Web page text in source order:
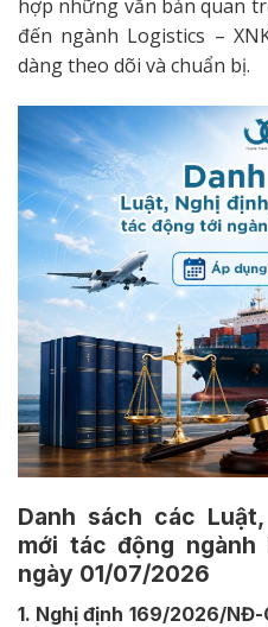
hợp những văn bản quan
đến ngành Logistics –
dàng theo dõi và chuẩn bị.
Danh sách các
mới tác động
ngày 01/07/2026
1. Nghị định 169/2026/